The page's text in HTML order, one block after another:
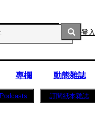
登入
專欄
動態雜誌
Podcasts 訂閱紙本雜誌